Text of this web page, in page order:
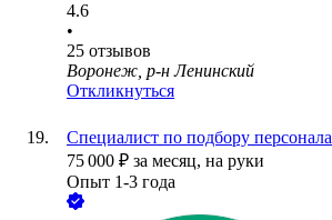
4.6
•
25 отзывов
Воронеж, р-н Ленинский
Откликнуться
Специалист по подбору персонала
75 000 ₽ за месяц, на руки
Опыт 1-3 года